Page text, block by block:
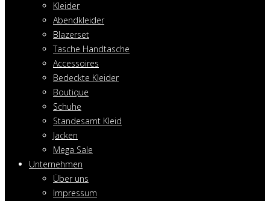
Kleider
Abendkleider
Blazerset
Tasche Handtasche
Accessoires
Bedeckte Kleider
Boutique
Schuhe
Standesamt Kleid
Jacken
Mega Sale
Unternehmen
Über uns
Impressum